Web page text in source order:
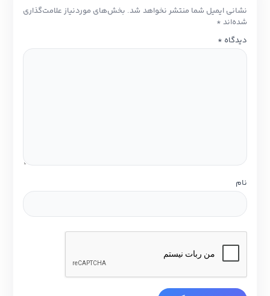
نشانی ایمیل شما منتشر نخواهد شد. بخش‌های موردنیاز علامت‌گذاری
شده‌اند*
دیدگاه*